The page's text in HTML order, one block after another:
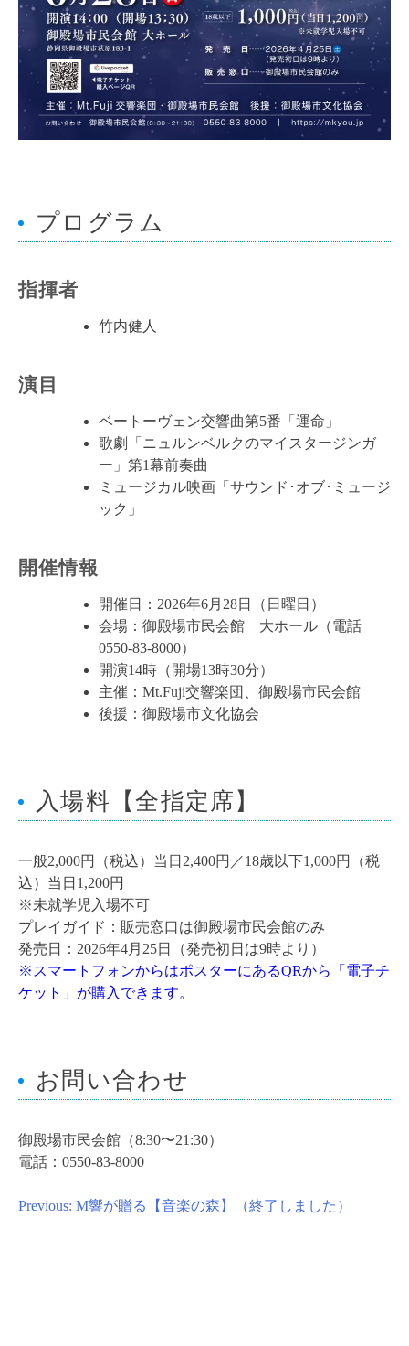
プログラム
指揮者
竹内健人
演目
ベートーヴェン交響曲第5番「運命」
歌劇「ニュルンベルクのマイスタージンガ
ー」第1幕前奏曲
ミュージカル映画「サウンド･オブ･ミュージ
ック」
開催情報
開催日：2026年6月28日（日曜日）
会場：御殿場市民会館 大ホール（電話
0550-83-8000）
開演14時（開場13時30分）
主催：Mt.Fuji交響楽団、御殿場市民会館
後援：御殿場市文化協会
入場料【全指定席】
一般2,000円（税込）当日2,400円／18歳以下1,000円（税
込）当日1,200円
※未就学児入場不可
プレイガイド：販売窓口は御殿場市民会館のみ
発売日：2026年4月25日（発売初日は9時より）
※スマートフォンからはポスターにあるQRから「電子チ
ケット」が購入できます。
お問い合わせ
御殿場市民会館（8:30〜21:30）
電話：0550-83-8000
投
Previous: M響が贈る【音楽の森】（終了しました）